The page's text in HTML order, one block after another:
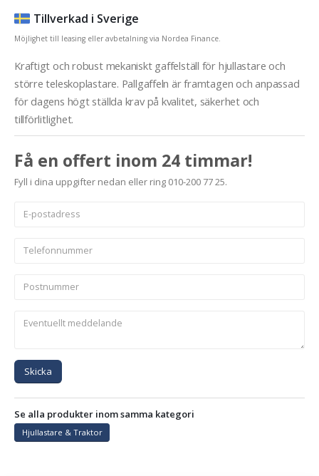
Tillverkad i Sverige
Möjlighet till leasing eller avbetalning via Nordea Finance.
Kraftigt och robust mekaniskt gaffelställ för hjullastare och
större teleskoplastare. Pallgaffeln är framtagen och anpassad
för dagens högt ställda krav på kvalitet, säkerhet och
tillförlitlighet.
Få en offert inom 24 timmar!
Fyll i dina uppgifter nedan eller ring 010-200 77 25.
Skicka
Se alla produkter inom samma kategori
Hjullastare & Traktor